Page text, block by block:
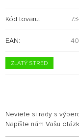
Kód tovaru:
EAN:
ZLATÝ STRED
Neviete si rady s
Napíšte nám Vašu